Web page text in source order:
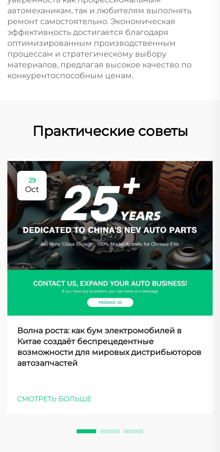
автомеханикам, так и любителям выполнять
ремонт самостоятельно. Экономическая
эффективность достигается благодаря
оптимизированным производственным
процессам и стратегическому выбору
материалов, предлагая высокое качество по
конкурентоспособным ценам.
Практические советы
29
Oct
Волна роста: как бум электромобилей в
Китае создаёт беспрецедентные
возможности для мировых дистрибьюторов
автозапчастей
СМОТРЕТЬ БОЛЬШЕ